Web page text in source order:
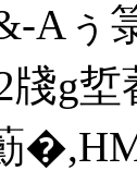
Aぅ
g埑